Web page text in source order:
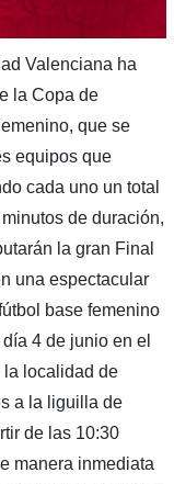
Valenciana ha
la Copa de
que se
equipos que
cada uno un total
de duración,
la gran Final
una espectacular
base femenino
4 de junio en el
la localidad de
a la liguilla de
de las 10:30
manera inmediata